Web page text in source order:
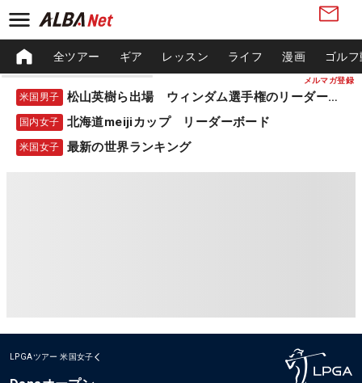
メルマガ登録
全ツアー ギア レッスン ライフ 漫画 ゴル
米国男子 松山英樹ら出場 ウィンダム選手権のリーダーボード
国内女子 北海道meijiカップ リーダーボード
米国女子 最新の世界ランキング
LPGAツアー 米国女子